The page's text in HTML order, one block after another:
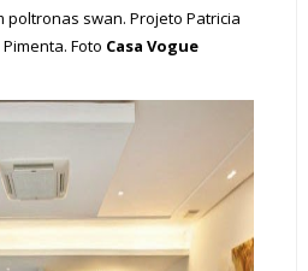
poltronas swan. Projeto Patricia
Foto Casa Vogue